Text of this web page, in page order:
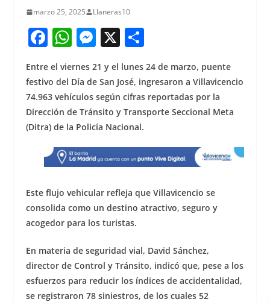
marzo 25, 2025 Llaneras10
F
a
c
e
b
o
o
k
W
at
s
A
p
p
M
ss
e
n
g
er
X S
ar
e
Entre el viernes 21 y el lunes 24 de marzo, puente
festivo del Día de San José, ingresaron a Villavicencio
74.963 vehículos según cifras reportadas por la
Dirección de Tránsito y Transporte Seccional Meta
(Ditra) de la Policía Nacional.
Este flujo vehicular refleja que Villavicencio se
consolida como un destino atractivo, seguro y
acogedor para los turistas.
En materia de seguridad vial, David Sánchez,
director de Control y Tránsito, indicó que, pese a los
esfuerzos para reducir los índices de accidentalidad,
se registraron 78 siniestros, de los cuales 52